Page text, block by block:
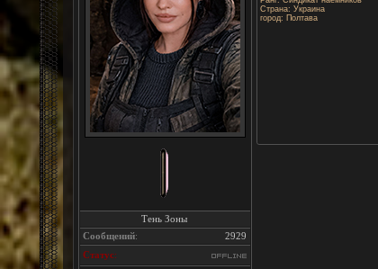
Тень Зоны
Сообщений:
2929
Статус:
Страна: Украина
город: Полтава